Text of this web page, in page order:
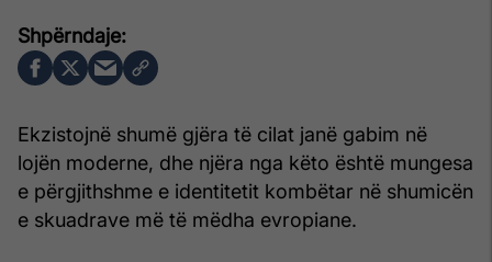
Ekzistojnë shumë gjëra të cilat janë gabim në
lojën moderne, dhe njëra nga këto është mungesa
e përgjithshme e identitetit kombëtar në shumicën
e skuadrave më të mëdha evropiane.